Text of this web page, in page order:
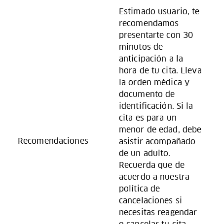
Recomendaciones
Estimado usuario, te
recomendamos
presentarte con 30
minutos de
anticipación a la
hora de tu cita. Lleva
la orden médica y
documento de
identificación. Si la
cita es para un
menor de edad, debe
asistir acompañado
de un adulto.
Recuerda que de
acuerdo a nuestra
política de
cancelaciones si
necesitas reagendar